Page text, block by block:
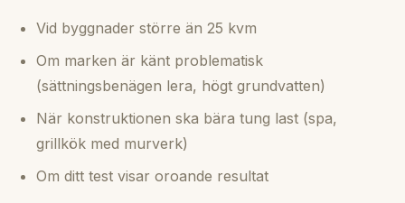
Vid byggnader större än 25 kvm
Om marken är känt problematisk
(sättningsbenägen lera, högt grundvatten)
När konstruktionen ska bära tung last (spa,
grillkök med murverk)
Om ditt test visar oroande resultat